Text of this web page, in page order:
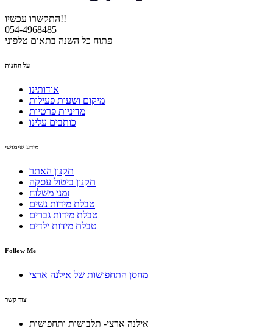
התקשרו עכשיו!!
054-4968485
פתוח כל השנה בתאום טלפוני
על החנות
אודותינו
מיקום ושעות פעילות
מדיניות פרטיות
כותבים עלינו
מידע שימושי
תקנון האתר
תקנון ביטול עסקה
זמני משלוח
טבלת מידות נשים
טבלת מידות גברים
טבלת מידות ילדים
Follow Me
מחסן התחפושות של אילנה ארצי
צור קשר
אילנה ארצי- תלבושות ותחפושות